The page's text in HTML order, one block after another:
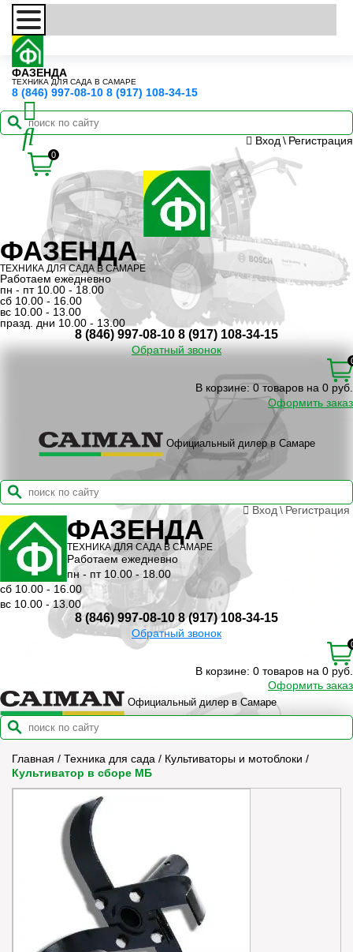
ФАЗЕНДА
ТЕХНИКА ДЛЯ САДА В САМАРЕ
8 (846) 997-08-10 8 (917) 108-34-15
0
Вход \ Регистрация
ФАЗЕНДА
ТЕХНИКА ДЛЯ САДА В САМАРЕ
Работаем ежедневно
пн - пт 10.00 - 18.00
сб 10.00 - 16.00
вс 10.00 - 13.00
празд. дни 10.00 - 13.00
8 (846) 997-08-10 8 (917) 108-34-15
Обратный звонок
В корзине: 0 товаров на 0 руб.
Оформить заказ
Официальный дилер в Самаре
Вход \ Регистрация
ФАЗЕНДА
ТЕХНИКА ДЛЯ САДА В САМАРЕ
Работаем ежедневно
пн - пт 10.00 - 18.00
сб 10.00 - 16.00
вс 10.00 - 13.00
8 (846) 997-08-10 8 (917) 108-34-15
Обратный звонок
В корзине: 0 товаров на 0 руб.
Оформить заказ
Официальный дилер в Самаре
Главная / Техника для сада / Культиваторы и мотоблоки /
Культиватор в сборе МБ